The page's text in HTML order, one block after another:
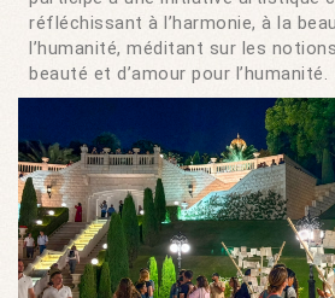
réfléchissant à l’harmonie, à la
l’humanité, méditant sur les
beauté et d’amour pour l’humanité.